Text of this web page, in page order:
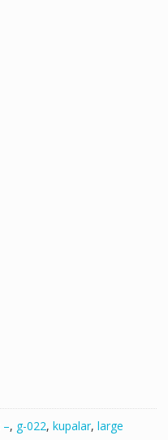
–, g-022, kupalar, large